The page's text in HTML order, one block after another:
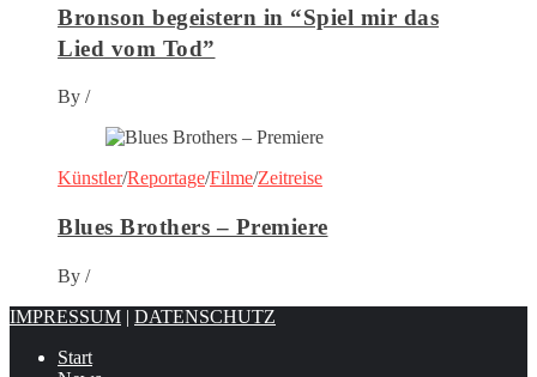
Bronson begeistern in “Spiel mir das
Lied vom Tod”
By /
Künstler/Reportage/Filme/Zeitreise
Blues Brothers – Premiere
By /
IMPRESSUM | DATENSCHUTZ
Start